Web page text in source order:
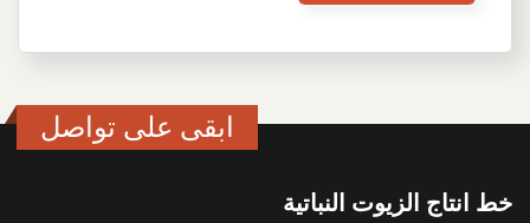
ابقى على تواصل
خط انتاج الزيوت النباتية